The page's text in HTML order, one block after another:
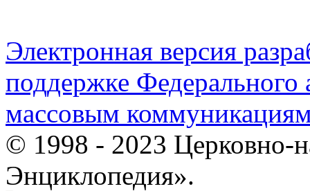
Электронная версия
поддержке Федерального
массовым
© 1998 - 2023 Церковно-
Энциклопедия».